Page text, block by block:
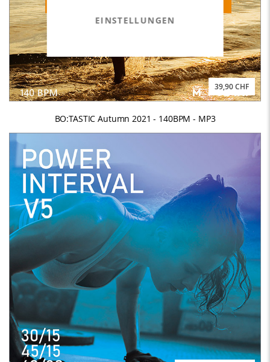
EINSTELLUNGEN
39,90 CHF
BO:TASTIC Autumn 2021 - 140BPM - MP3